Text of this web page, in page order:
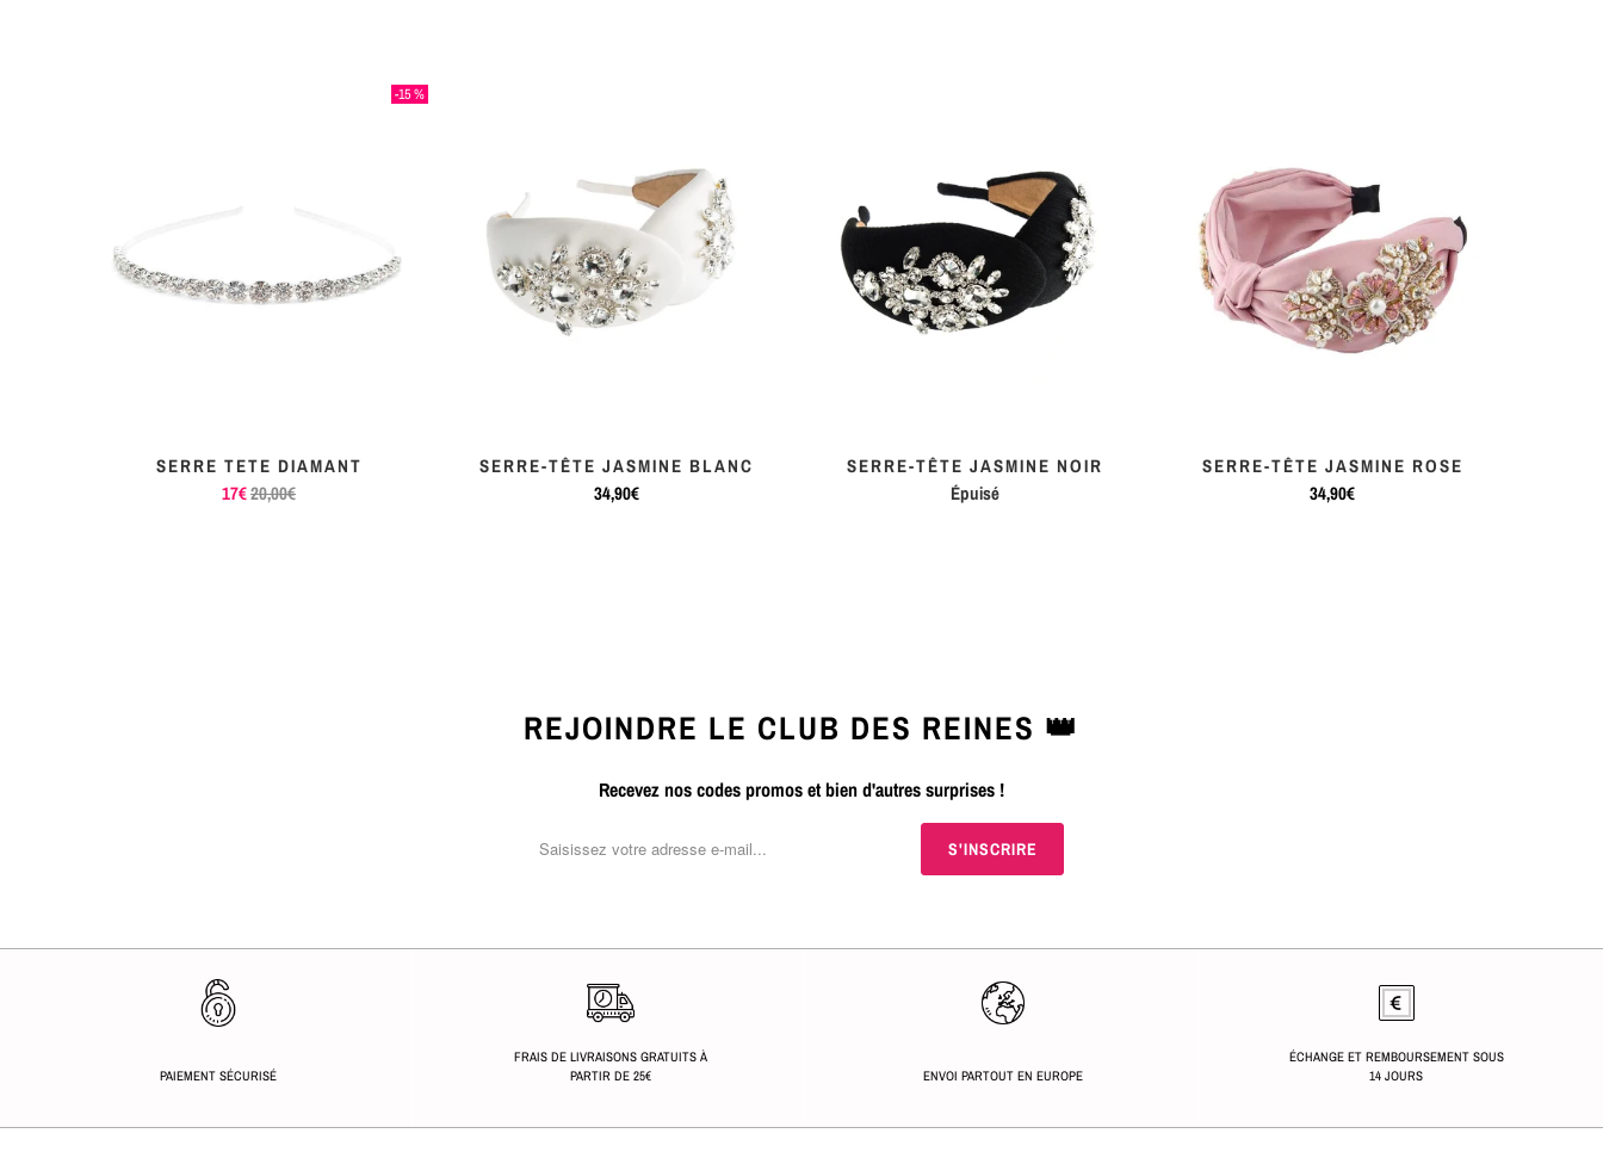
-15 %
SERRE TETE DIAMANT
17€20,00€
SERRE-TÊTE JASMINE BLANC
34,90€
SERRE-TÊTE JASMINE NOIR
Épuisé
SERRE-TÊTE JASMINE ROSE
34,90€
REJOINDRE LE CLUB DES REINES 👑
Recevez nos codes promos et bien d'autres surprises !
PAIEMENT SÉCURISÉ
FRAIS DE LIVRAISONS GRATUITS À
PARTIR DE 25€
ENVOI PARTOUT EN EUROPE
ÉCHANGE ET REMBOURSEMENT SOUS
14 JOURS